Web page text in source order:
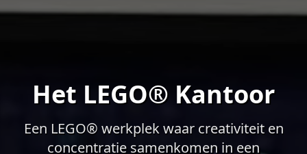
Het LEGO® Kantoor
Een LEGO® werkplek waar creativiteit en
concentratie samenkomen in een